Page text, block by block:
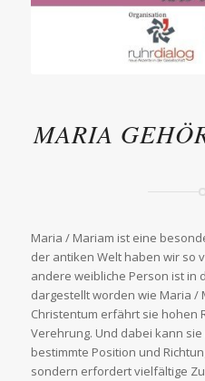
MARIA
Maria / Mariam ist eine
der antiken Welt haben wir so
andere weibliche Person ist in
dargestellt worden wie Maria /
Christentum erfährt sie hohen
Verehrung. Und dabei kann
bestimmte Position und
sondern erfordert vielfältige